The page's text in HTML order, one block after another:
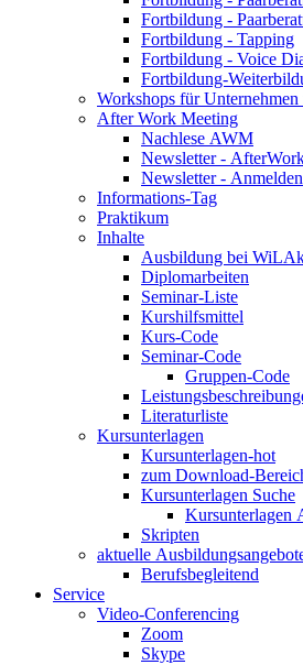
Fortbildung -
Fortbildung - Tapping
Fortbildung - Voice
Fortbildung-
Workshops für
After Work Meeting
Nachlese AWM
Newsletter -
Newsletter - Anmelden
Informations-Tag
Praktikum
Inhalte
Ausbildung bei
Diplomarbeiten
Seminar-Liste
Kurshilfsmittel
Kurs-Code
Seminar-Code
Gruppen-Code
Literaturliste
Kursunterlagen
Kursunterlagen-hot
zum Download-
Kursunterlagen Suche
Kursunterlagen
Skripten
aktuelle
Berufsbegleitend
Service
Video-Conferencing
Zoom
Skype